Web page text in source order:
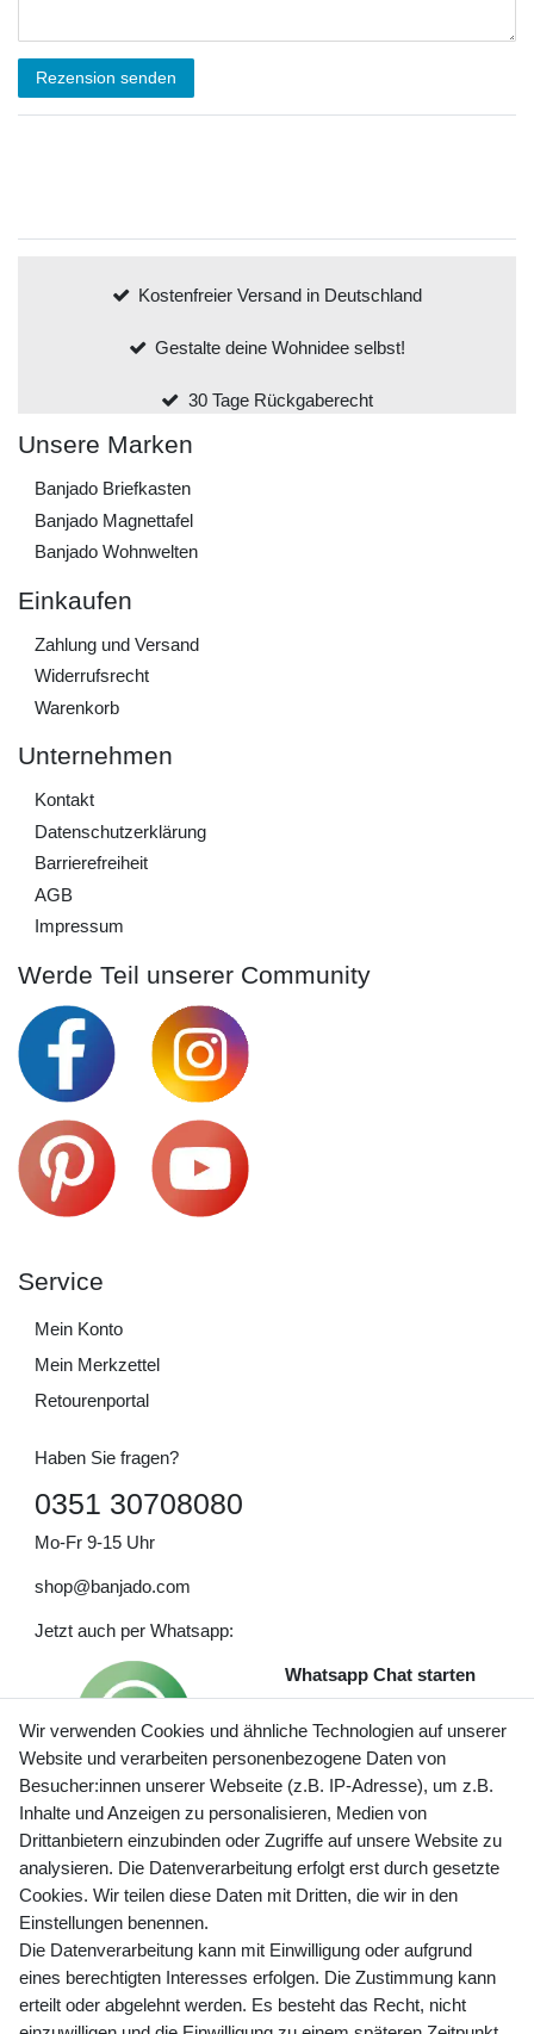
Rezension senden
Kostenfreier Versand in Deutschland
Gestalte deine Wohnidee selbst!
30 Tage Rückgaberecht
Unsere Marken
Banjado Briefkasten
Banjado Magnettafel
Banjado Wohnwelten
Einkaufen
Zahlung und Versand
Widerrufs­recht
Warenkorb
Unternehmen
Kontakt
Daten­schutz­erklärung
Barrierefreiheit
AGB
Impressum
Werde Teil unserer Community
Service
Mein Konto
Mein Merkzettel
Retourenportal
Haben Sie fragen?
0351 30708080
Mo-Fr 9-15 Uhr
shop@banjado.com
Jetzt auch per Whatsapp:
Whatsapp Chat starten
Preisangaben inkl. gesetzl. MwSt. und zzgl. Service- und
Versandkosten
Newsletter Anmeldung - Keine Angebote
mehr verpassen!
Wir verwenden Cookies und ähnliche Technologien auf unserer
Website und verarbeiten personenbezogene Daten von
Besucher:innen unserer Webseite (z.B. IP-Adresse), um z.B.
Inhalte und Anzeigen zu personalisieren, Medien von
Drittanbietern einzubinden oder Zugriffe auf unsere Website zu
analysieren. Die Datenverarbeitung erfolgt erst durch gesetzte
Cookies. Wir teilen diese Daten mit Dritten, die wir in den
Einstellungen benennen.
Die Datenverarbeitung kann mit Einwilligung oder aufgrund
eines berechtigten Interesses erfolgen. Die Zustimmung kann
erteilt oder abgelehnt werden. Es besteht das Recht, nicht